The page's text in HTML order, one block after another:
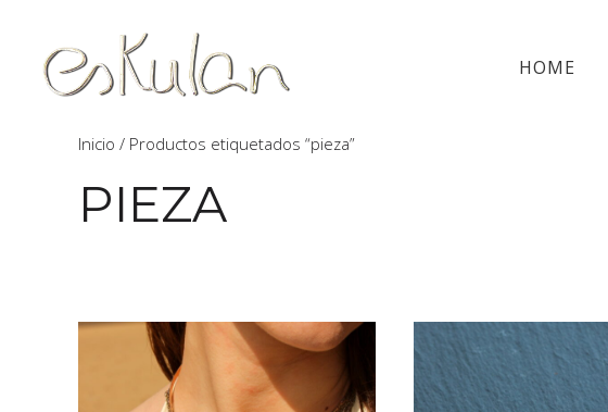
HOME
Inicio / Productos etiquetados “pieza”
PIEZA